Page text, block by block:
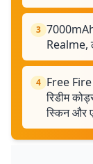
3
Realme,
4 Free
रिडीम
स्किन और